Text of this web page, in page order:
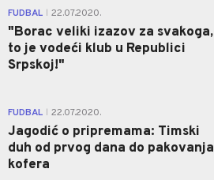
FUDBAL 22.07.2020.
"Borac veliki izazov za svakoga,
to je vodeći klub u Republici
Srpskoj!"
FUDBAL 22.07.2020.
Jagodić o pripremama: Timski
duh od prvog dana do pakovanja
kofera